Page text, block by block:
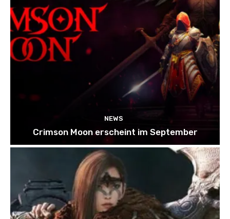
NEWS
Crimson Moon erscheint im September